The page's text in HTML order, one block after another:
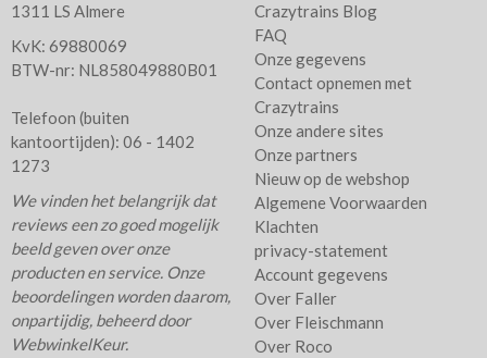
Crazytrains Blog
FAQ
Onze gegevens
Contact opnemen met
Crazytrains
Onze andere sites
Onze partners
Nieuw op de webshop
Algemene Voorwaarden
Klachten
privacy-statement
Account gegevens
Over Faller
Over Fleischmann
Over Roco
1311 LS Almere
KvK: 69880069
BTW-nr: NL858049880B01
Telefoon (buiten
kantoortijden): 06 - 1402
1273
We vinden het belangrijk dat
reviews een zo goed mogelijk
beeld geven over onze
producten en service. Onze
beoordelingen worden daarom,
onpartijdig, beheerd door
WebwinkelKeur.